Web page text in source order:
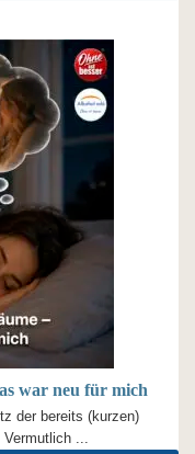
war neu für mich
der bereits (kurzen)
Vermutlich ...